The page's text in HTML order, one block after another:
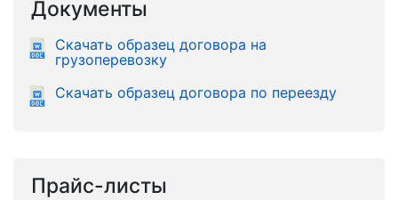
Документы
Скачать образец договора на
грузоперевозку
Скачать образец договора по переезду
Прайс-листы